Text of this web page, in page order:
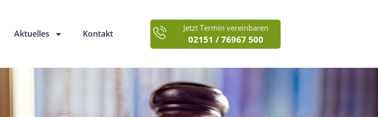
Aktuelles Kontakt
Jetzt Termin vereinbaren
02151 / 76967 500